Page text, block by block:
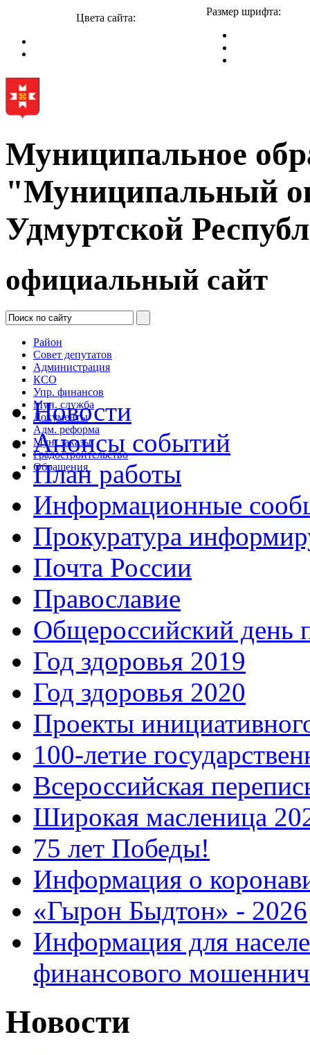
Цвета сайта:
Размер шрифта:
Муниципальное
"Муниципальный
Удмуртской
официальный сайт
Район
Совет депутатов
Администрация
КСО
Упр. финансов
Мун. служба
Документы
Адм. реформа
Мун. заказы
Градостроительство
Обращения
Новости
Анонсы событий
План работы
Информационные
Прокуратура
Почта России
Православие
Общероссийский день
Год здоровья 2019
Год здоровья 2020
Проекты
100-летие
Всероссийская
Широкая масленица
75 лет Победы!
Информация о
«Гырон Быдтон» - 2026
Информация для
финансового
Новости